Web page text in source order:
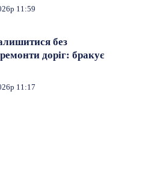
11:59
без
доріг: бракує
11:17